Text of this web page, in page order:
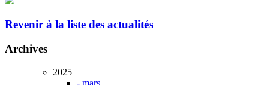
Revenir à la liste des actualités
Archives
2025
- mars